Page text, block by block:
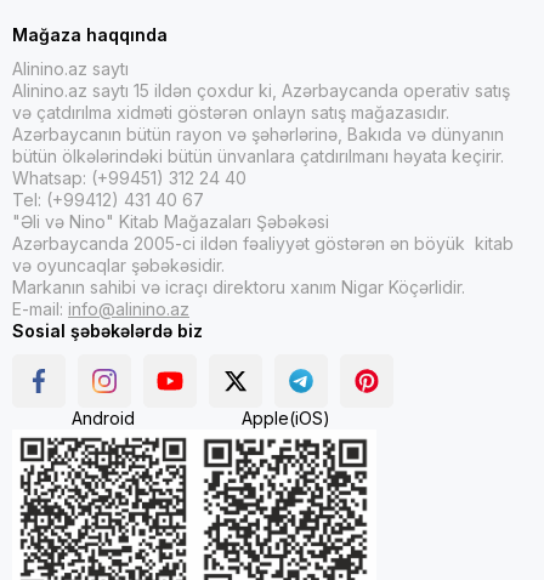
Mağaza haqqında
Alinino.az saytı
Alinino.az saytı 15 ildən çoxdur ki, Azərbaycanda operativ satış
və çatdırılma xidməti göstərən onlayn satış mağazasıdır.
Azərbaycanın bütün rayon və şəhərlərinə, Bakıda və dünyanın
bütün ölkələrindəki bütün ünvanlara çatdırılmanı həyata keçirir.
Whatsap: (+99451) 312 24 40
Tel: (+99412) 431 40 67
"Əli və Nino" Kitab Mağazaları Şəbəkəsi
Azərbaycanda 2005-ci ildən fəaliyyət göstərən ən böyük kitab
və oyuncaqlar şəbəkəsidir.
Markanın sahibi və icraçı direktoru xanım Nigar Köçərlidir.
E-mail: info@alinino.az
Sosial şəbəkələrdə biz
Android Apple(iOS)